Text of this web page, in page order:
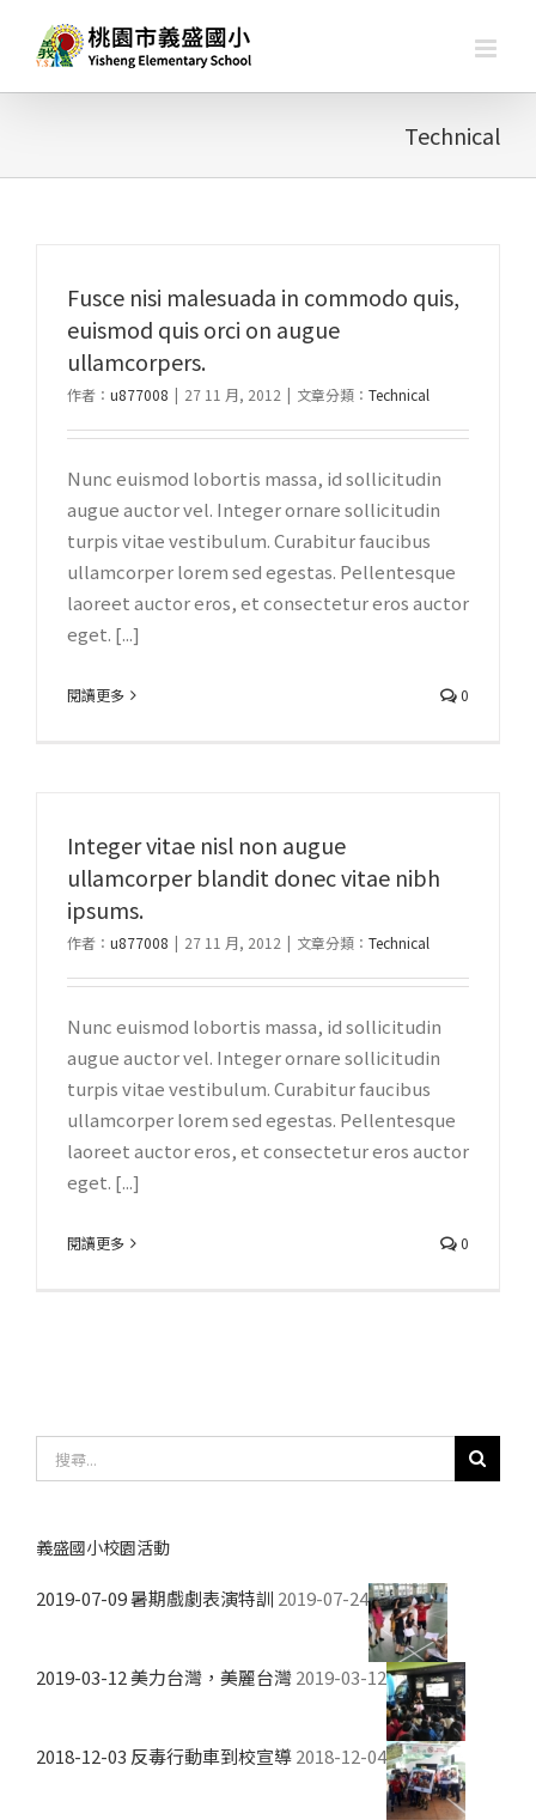
Technical
Fusce nisi malesuada in commodo quis,
euismod quis orci on augue
ullamcorpers.
作者： u877008 | 27 11 月, 2012 | 文章分類： Technical
Nunc euismod lobortis massa, id sollicitudin
augue auctor vel. Integer ornare sollicitudin
turpis vitae vestibulum. Curabitur faucibus
ullamcorper lorem sed egestas. Pellentesque
laoreet auctor eros, et consectetur eros auctor
eget. [...]
閱讀更多 0
Integer vitae nisl non augue
ullamcorper blandit donec vitae nibh
ipsums.
作者： u877008 | 27 11 月, 2012 | 文章分類： Technical
Nunc euismod lobortis massa, id sollicitudin
augue auctor vel. Integer ornare sollicitudin
turpis vitae vestibulum. Curabitur faucibus
ullamcorper lorem sed egestas. Pellentesque
laoreet auctor eros, et consectetur eros auctor
eget. [...]
閱讀更多 0
尋
果：
義盛國小校園活動
2019-07-09 暑期戲劇表演特訓 2019-07-24
2019-03-12 美力台灣，美麗台灣2019-03-12
2018-12-03 反毒行動車到校宣導2018-12-04